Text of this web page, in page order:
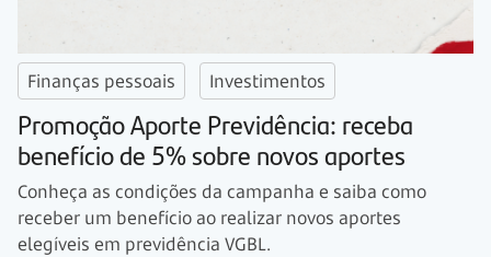
Finanças pessoais Investimentos
Promoção Aporte Previdência: receba
benefício de 5% sobre novos aportes
Conheça as condições da campanha e saiba como
receber um benefício ao realizar novos aportes
elegíveis em previdência VGBL.